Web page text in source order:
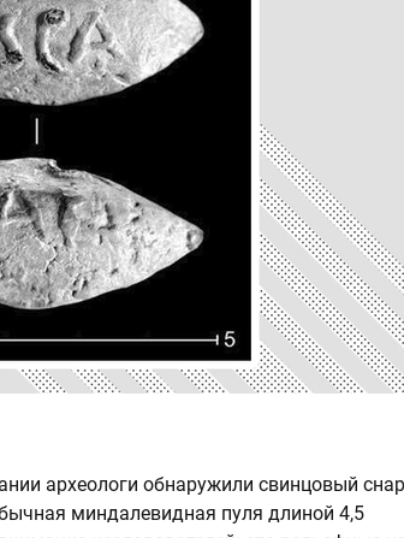
археологи обнаружили свинцовый
миндалевидная пуля длиной 4,5